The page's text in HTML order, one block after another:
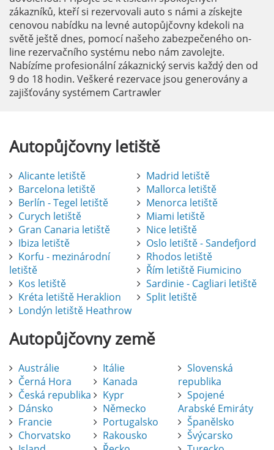
zákazníků, kteří si rezervovali auto s námi a získejte
cenovou nabídku na levné autopůjčovny kdekoli na
světě ještě dnes, pomocí našeho zabezpečeného on-
line rezervačního systému nebo nám zavolejte.
Nabízíme profesionální zákaznický servis každý den od
9 do 18 hodin. Veškeré rezervace jsou generovány a
zajišťovány systémem Cartrawler
Autopůjčovnyletiště
Alicante letiště
Barcelona letiště
Berlín - Tegel letiště
Curych letiště
Gran Canaria letiště
Ibiza letiště
Korfu - mezinárodní
letiště
Kos letiště
Kréta letiště Heraklion
Londýn letiště Heathrow
Madrid letiště
Mallorca letiště
Menorca letiště
Miami letiště
Nice letiště
Oslo letiště - Sandefjord
Rhodos letiště
Řím letiště Fiumicino
Sardinie - Cagliari letiště
Split letiště
Autopůjčovnyzemě
Austrálie
Černá Hora
Česká republika
Dánsko
Francie
Chorvatsko
Itálie
Kanada
Kypr
Německo
Portugalsko
Rakousko
Slovenská
republika
Spojené
Arabské Emiráty
Španělsko
Švýcarsko